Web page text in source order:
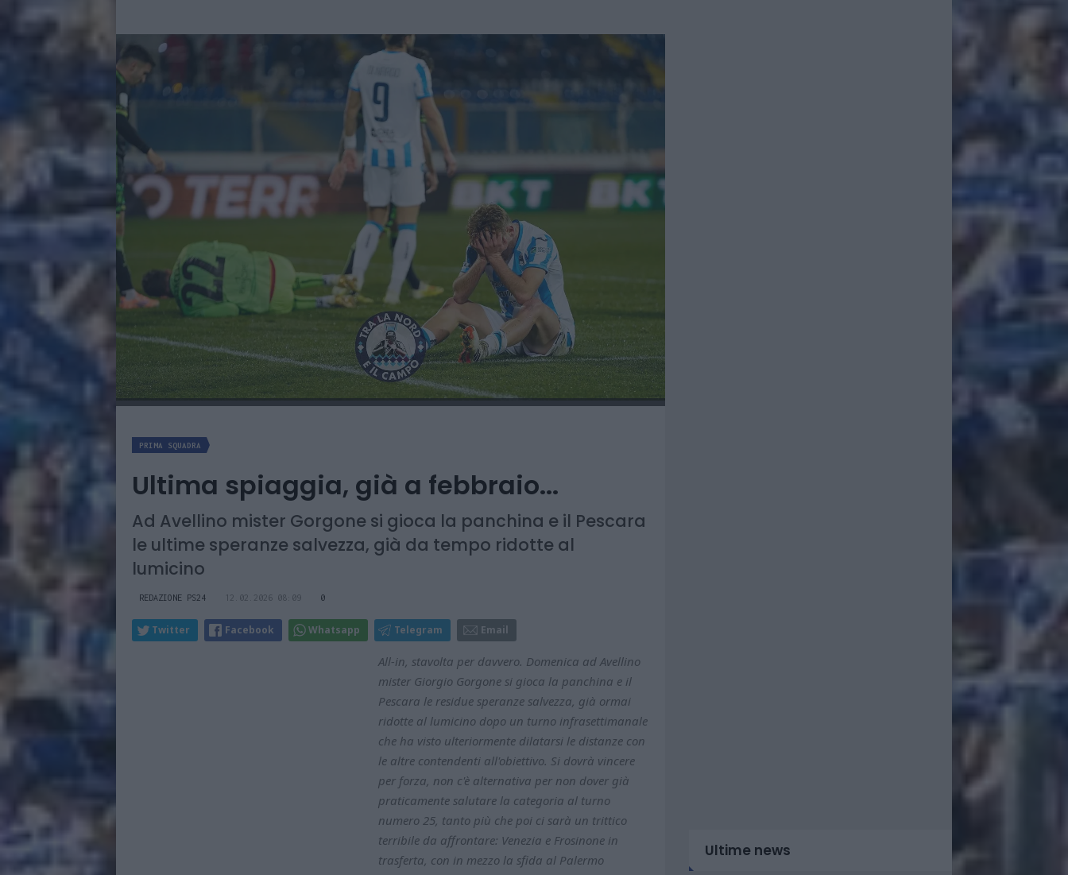
PRIMA SQUADRA
Ultima spiaggia, già a febbraio...
Ad Avellino mister Gorgone si gioca la panchina e il Pescara
le ultime speranze salvezza, già da tempo ridotte al
lumicino
REDAZIONE PS24 12.02.2026 08:09 0
Twitter Facebook Whatsapp Telegram Email
All-in, stavolta per davvero. Domenica ad Avellino
mister Giorgio Gorgone si gioca la panchina e il
Pescara le residue speranze salvezza, già ormai
ridotte al lumicino dopo un turno infrasettimanale
che ha visto ulteriormente dilatarsi le distanze con
le altre contendenti all'obiettivo. Si dovrà vincere
per forza, non c'è alternativa per non dover già
praticamente salutare la categoria al turno
numero 25, tanto più che poi ci sarà un trittico
terribile da affrontare: Venezia e Frosinone in
trasferta, con in mezzo la sfida al Palermo
Ultime news